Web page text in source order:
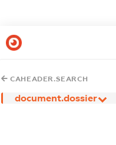
CAHEADER.SEARCH
document.dossier